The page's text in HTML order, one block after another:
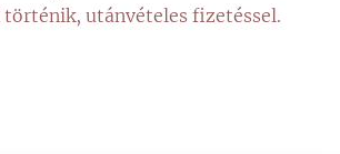
történik, utánvételes fizetéssel.